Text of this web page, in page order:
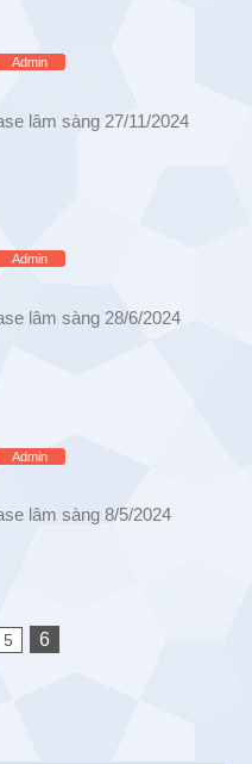
Admin
lâm sàng 27/11/2024
Admin
lâm sàng 28/6/2024
Admin
lâm sàng 8/5/2024
5 6